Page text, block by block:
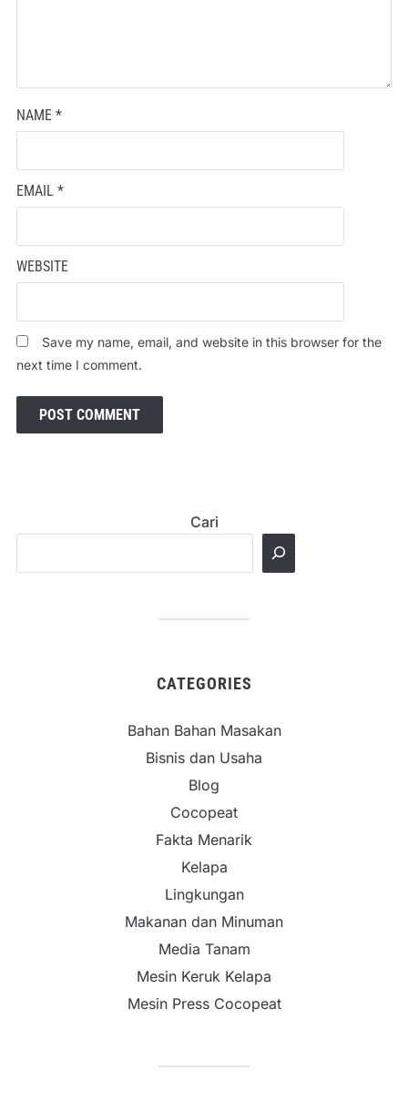
NAME *
EMAIL *
WEBSITE
Save my name, email, and website in this browser for the
next time I comment.
Cari
CATEGORIES
Bahan Bahan Masakan
Bisnis dan Usaha
Blog
Cocopeat
Fakta Menarik
Kelapa
Lingkungan
Makanan dan Minuman
Media Tanam
Mesin Keruk Kelapa
Mesin Press Cocopeat